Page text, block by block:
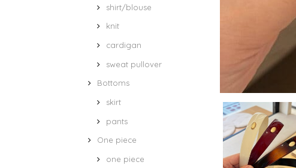
shirt/blouse
knit
cardigan
sweat pullover
Bottoms
skirt
pants
One piece
one piece